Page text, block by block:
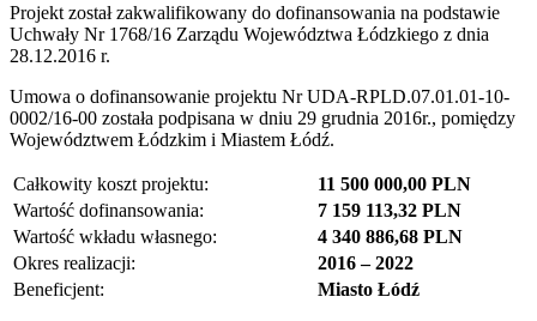
Projekt został zakwalifikowany do dofinansowania na podstawie
Uchwały Nr 1768/16 Zarządu Województwa Łódzkiego z dnia
28.12.2016 r.
Umowa o dofinansowanie projektu Nr UDA-RPLD.07.01.01-10-
0002/16-00 została podpisana w dniu 29 grudnia 2016r., pomiędzy
Województwem Łódzkim i Miastem Łódź.
Całkowity koszt projektu:
11 500 000,00 PLN
Wartość dofinansowania:
7 159 113,32 PLN
Wartość wkładu własnego:
4 340 886,68 PLN
Okres realizacji:
2016 – 2022
Beneficjent:
Miasto Łódź